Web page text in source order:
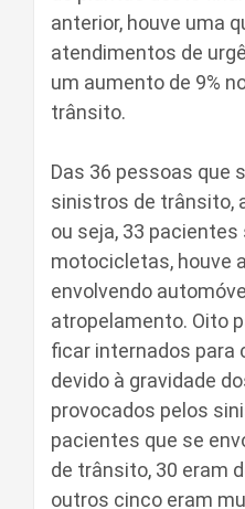
anterior, houve uma
atendimentos de
um aumento de 9%
trânsito.
Das 36 pessoas que
sinistros de trânsito,
ou seja, 33
motocicletas, houve
envolvendo
atropelamento. Oito
ficar internados para
devido à gravidade
provocados pelos
pacientes que se
de trânsito, 30 eram
outros cinco eram